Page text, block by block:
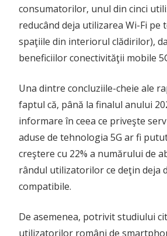
consumatorilor, unul din cinci
reducând deja utilizarea Wi-Fi pe
spaţiile din interiorul clădirilor),
beneficiilor conectivităţii mobile
Una dintre concluziile-cheie ale
faptul că, până la finalul anului
informare în ceea ce priveşte
aduse de tehnologia 5G ar fi
creştere cu 22% a numărului de
rândul utilizatorilor ce deţin deja
compatibile.
De asemenea, potrivit studiului
utilizatorilor români de